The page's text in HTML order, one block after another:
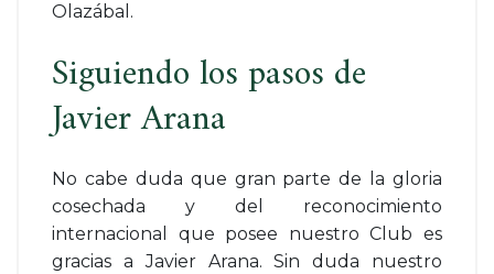
Olazábal.
Siguiendo los pasos de
Javier Arana
No cabe duda que gran parte de la gloria
cosechada y del reconocimiento
internacional que posee nuestro Club es
gracias a Javier Arana. Sin duda nuestro